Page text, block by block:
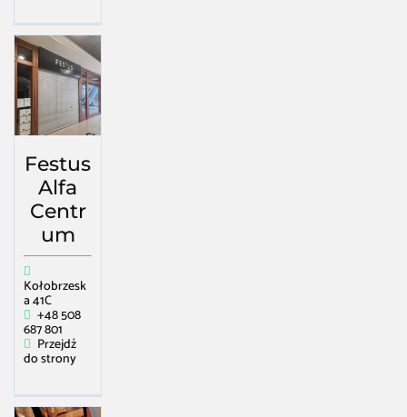
Festus
Alfa
Centr
um
Kołobrzesk
a 41C
+48 508
687 801
Przejdź
do strony